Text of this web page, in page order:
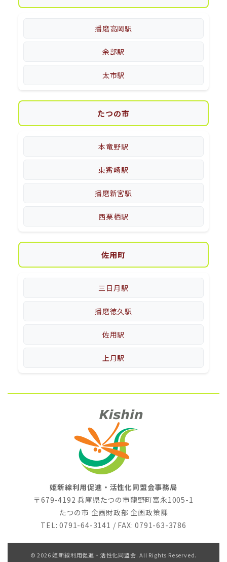
播磨高岡駅
余部駅
太市駅
たつの市
本竜野駅
東觜崎駅
播磨新宮駅
西栗栖駅
佐用町
三日月駅
播磨徳久駅
佐用駅
上月駅
姫新線利用促進・活性化同盟会事務局
〒679-4192 兵庫県たつの市龍野町富永1005-1
たつの市 企画財政部 企画政策課
TEL: 0791-64-3141 / FAX: 0791-63-3786
© 2026 姫新線利用促進・活性化同盟会. All Rights Reserved.